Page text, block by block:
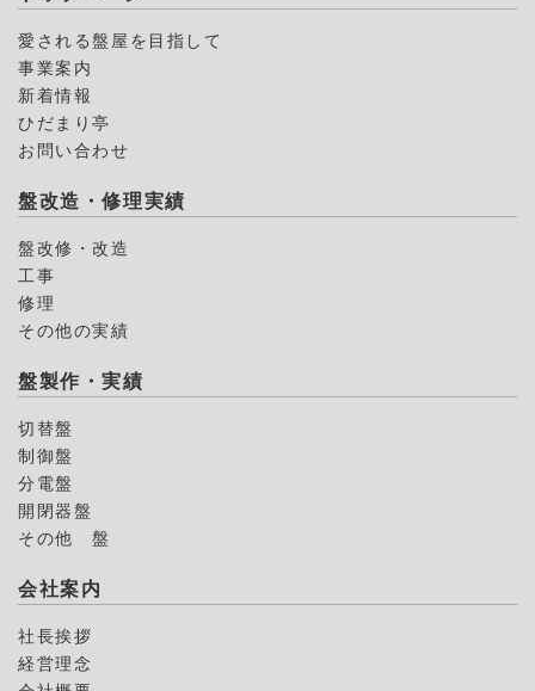
愛される盤屋を目指して
事業案内
新着情報
ひだまり亭
お問い合わせ
盤改造・修理実績
盤改修・改造
工事
修理
その他の実績
盤製作・実績
切替盤
制御盤
分電盤
開閉器盤
その他 盤
会社案内
社長挨拶
経営理念